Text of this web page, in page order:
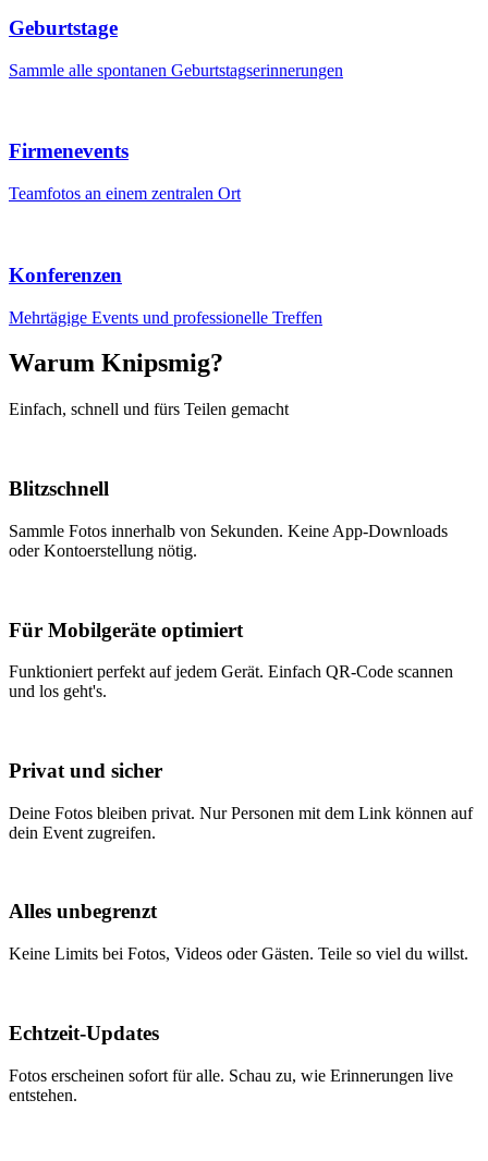
Geburtstage
Sammle alle spontanen Geburtstagserinnerungen
Firmenevents
Teamfotos an einem zentralen Ort
Konferenzen
Mehrtägige Events und professionelle Treffen
Warum Knipsmig?
Einfach, schnell und fürs Teilen gemacht
Blitzschnell
Sammle Fotos innerhalb von Sekunden. Keine App-Downloads
oder Kontoerstellung nötig.
Für Mobilgeräte optimiert
Funktioniert perfekt auf jedem Gerät. Einfach QR-Code scannen
und los geht's.
Privat und sicher
Deine Fotos bleiben privat. Nur Personen mit dem Link können auf
dein Event zugreifen.
Alles unbegrenzt
Keine Limits bei Fotos, Videos oder Gästen. Teile so viel du willst.
Echtzeit-Updates
Fotos erscheinen sofort für alle. Schau zu, wie Erinnerungen live
entstehen.